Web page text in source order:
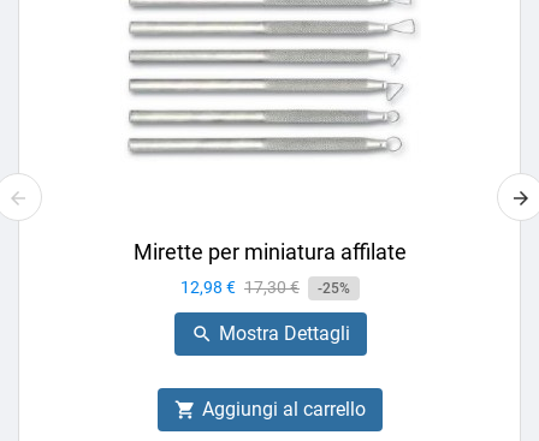
Mirette per miniatura affilate
Prezzo
12,98 € Prezzo
base
17,30 € -25%
 Mostra Dettagli
 Aggiungi al carrello